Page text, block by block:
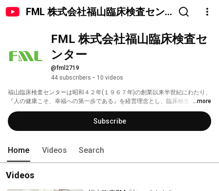
FML 株式会社福山臨床検査セン
FML 株式会社福山臨床検査セ
ンター
@fml2719
44 subscribers • 10 videos
福山臨床検査センターは昭和４２年(１９６７年)の創業以来半世紀にわたり、
『人の健康こそ、幸福への第一歩である』を経営理念とし、臨床検査を通じ
地域医療の一翼を担ってまいりました。
...more
Subscribe
Home Videos Search
Videos